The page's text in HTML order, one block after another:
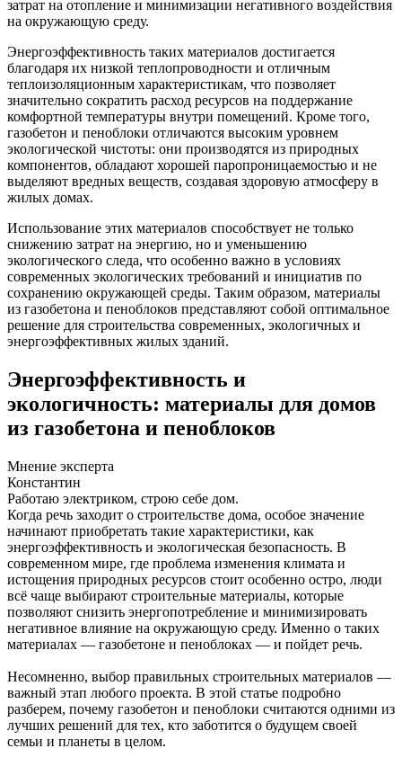
затрат на отопление и минимизации негативного воздействия
на окружающую среду.
Энергоэффективность таких материалов достигается
благодаря их низкой теплопроводности и отличным
теплоизоляционным характеристикам, что позволяет
значительно сократить расход ресурсов на поддержание
комфортной температуры внутри помещений. Кроме того,
газобетон и пеноблоки отличаются высоким уровнем
экологической чистоты: они производятся из природных
компонентов, обладают хорошей паропроницаемостью и не
выделяют вредных веществ, создавая здоровую атмосферу в
жилых домах.
Использование этих материалов способствует не только
снижению затрат на энергию, но и уменьшению
экологического следа, что особенно важно в условиях
современных экологических требований и инициатив по
сохранению окружающей среды. Таким образом, материалы
из газобетона и пеноблоков представляют собой оптимальное
решение для строительства современных, экологичных и
энергоэффективных жилых зданий.
Энергоэффективность и
экологичность: материалы для домов
из газобетона и пеноблоков
Мнение эксперта
Константин
Работаю электриком, строю себе дом.
Когда речь заходит о строительстве дома, особое значение
начинают приобретать такие характеристики, как
энергоэффективность и экологическая безопасность. В
современном мире, где проблема изменения климата и
истощения природных ресурсов стоит особенно остро, люди
всё чаще выбирают строительные материалы, которые
позволяют снизить энергопотребление и минимизировать
негативное влияние на окружающую среду. Именно о таких
материалах — газобетоне и пеноблоках — и пойдет речь.
Несомненно, выбор правильных строительных материалов —
важный этап любого проекта. В этой статье подробно
разберем, почему газобетон и пеноблоки считаются одними из
лучших решений для тех, кто заботится о будущем своей
семьи и планеты в целом.